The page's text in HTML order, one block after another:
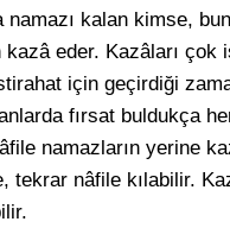
namazı kalan kimse,
eder. Kazâları çok
için geçirdiği
fırsat buldukça
namazların yerine
tekrar nâfile kılabilir.